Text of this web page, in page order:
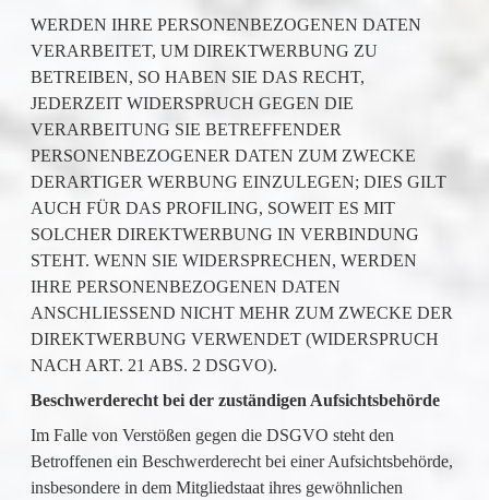
WERDEN IHRE PERSONENBEZOGENEN DATEN
VERARBEITET, UM DIREKTWERBUNG ZU
BETREIBEN, SO HABEN SIE DAS RECHT,
JEDERZEIT WIDERSPRUCH GEGEN DIE
VERARBEITUNG SIE BETREFFENDER
PERSONENBEZOGENER DATEN ZUM ZWECKE
DERARTIGER WERBUNG EINZULEGEN; DIES GILT
AUCH FÜR DAS PROFILING, SOWEIT ES MIT
SOLCHER DIREKTWERBUNG IN VERBINDUNG
STEHT. WENN SIE WIDERSPRECHEN, WERDEN
IHRE PERSONENBEZOGENEN DATEN
ANSCHLIESSEND NICHT MEHR ZUM ZWECKE DER
DIREKTWERBUNG VERWENDET (WIDERSPRUCH
NACH ART. 21 ABS. 2 DSGVO).
Beschwerderecht bei der zuständigen Aufsichtsbehörde
Im Falle von Verstößen gegen die DSGVO steht den
Betroffenen ein Beschwerderecht bei einer Aufsichtsbehörde,
insbesondere in dem Mitgliedstaat ihres gewöhnlichen